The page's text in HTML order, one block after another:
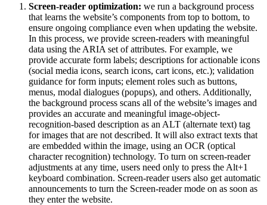
Screen-reader optimization: we run a background process
that learns the website’s components from top to bottom, to
ensure ongoing compliance even when updating the website.
In this process, we provide screen-readers with meaningful
data using the ARIA set of attributes. For example, we
provide accurate form labels; descriptions for actionable icons
(social media icons, search icons, cart icons, etc.); validation
guidance for form inputs; element roles such as buttons,
menus, modal dialogues (popups), and others. Additionally,
the background process scans all of the website’s images and
provides an accurate and meaningful image-object-
recognition-based description as an ALT (alternate text) tag
for images that are not described. It will also extract texts that
are embedded within the image, using an OCR (optical
character recognition) technology. To turn on screen-reader
adjustments at any time, users need only to press the Alt+1
keyboard combination. Screen-reader users also get automatic
announcements to turn the Screen-reader mode on as soon as
they enter the website.